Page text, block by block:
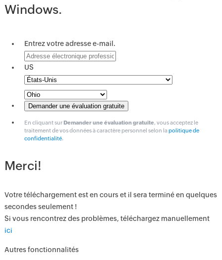
Windows.
Entrez votre adresse e-mail.
US
En cliquant surDemander une évaluation gratuite, vous acceptez le
traitement de vos données à caractère personnel selon la politique de
confidentialité.
Merci!
Votre téléchargement est en cours et il sera terminé en quelques
secondes seulement !
Si vous rencontrez des problèmes, téléchargez manuellement
ici
Autres fonctionnalités